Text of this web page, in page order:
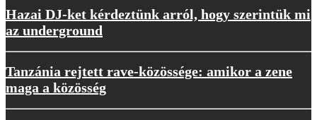
Hazai DJ-ket kérdeztünk arról, hogy szerintük mi
az underground
Tanzánia rejtett rave-közössége: amikor a zene
maga a közösség